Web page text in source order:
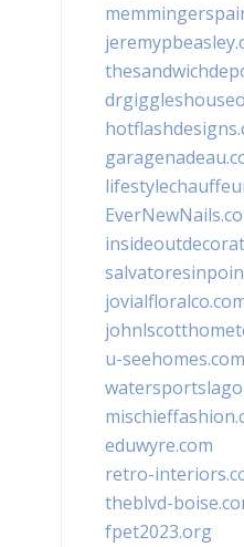
u-seehomes.com
eduwyre.com
retro-
theblvd-
fpet2023.org